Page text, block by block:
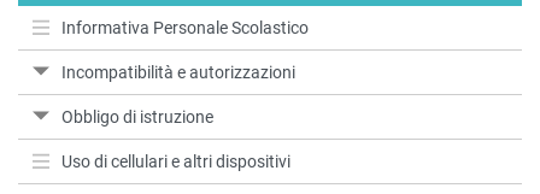
Informativa Personale Scolastico
Incompatibilità e autorizzazioni
Obbligo di istruzione
Uso di cellulari e altri dispositivi